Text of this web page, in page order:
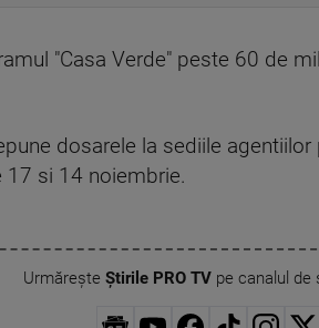
"Casa Verde" peste 60 de
dosarele la sediile
17 si 14 noiembrie.
Urmărește Știrile PRO TVpe canalul de